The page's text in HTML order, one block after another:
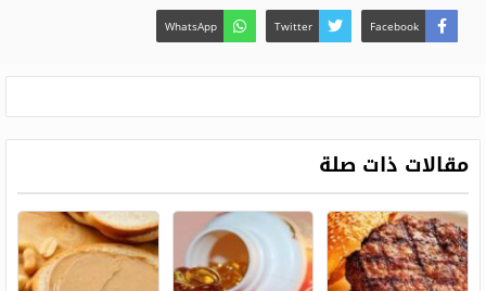
Facebook
Twitter
WhatsApp
مقالات ذات صلة